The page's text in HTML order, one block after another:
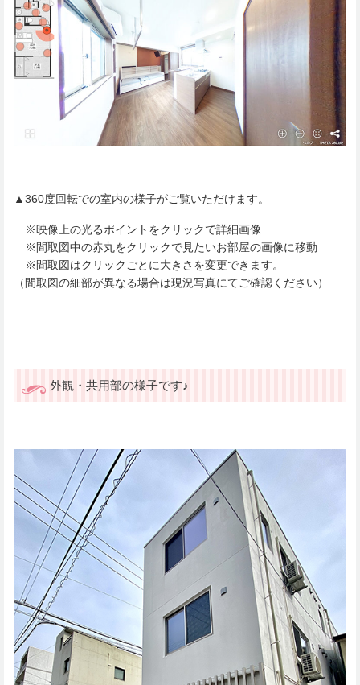
▲360度回転での室内の様子がご覧いただけます。
※映像上の光るポイントをクリックで詳細画像
※間取図中の赤丸をクリックで見たいお部屋の画像に移動
※間取図はクリックごとに大きさを変更できます。
（間取図の細部が異なる場合は現況写真にてご確認ください）
外観・共用部の様子です♪